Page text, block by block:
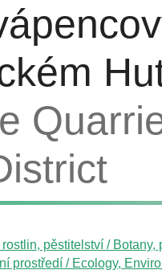
pěstitelství / Botany,
prostředí / Ecology,